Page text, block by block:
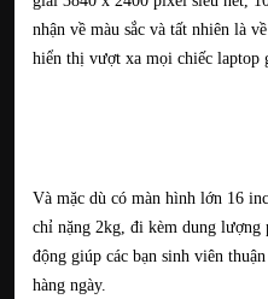
nhận về màu sắc và tất nhiên là
hiển thị vượt xa mọi chiếc laptop
Và mặc dù có màn hình lớn 16
chỉ nặng 2kg, đi kèm dung
động giúp các bạn sinh viên
hàng ngày.